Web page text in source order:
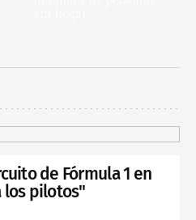
de Fórmula 1 en
los pilotos"